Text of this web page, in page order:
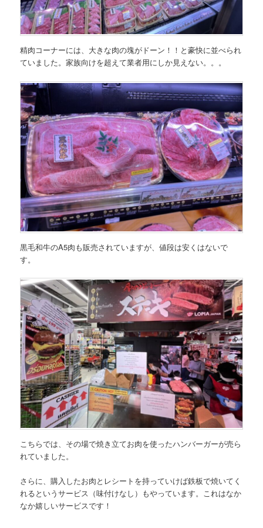
精肉コーナーには、大きな肉の塊がドーン！！と豪快に並べられ
ていました。家族向けを超えて業者用にしか見えない。。。
黒毛和牛のA5肉も販売されていますが、値段は安くはないで
す。
こちらでは、その場で焼き立てお肉を使ったハンバーガーが売ら
れていました。
さらに、購入したお肉とレシートを持っていけば鉄板で焼いてく
れるというサービス（味付けなし）もやっています。これはなか
なか嬉しいサービスです！